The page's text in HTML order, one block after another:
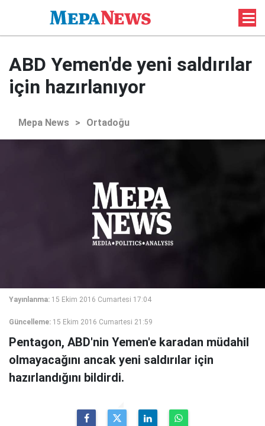
ABD Yemen'de yeni saldırılar
için hazırlanıyor
Mepa News > Ortadoğu
Yayınlanma: 15 Ekim 2016 Cumartesi 17:04
Güncelleme: 15 Ekim 2016 Cumartesi 21:59
Pentagon, ABD'nin Yemen'e karadan müdahil
olmayacağını ancak yeni saldırılar için
hazırlandığını bildirdi.